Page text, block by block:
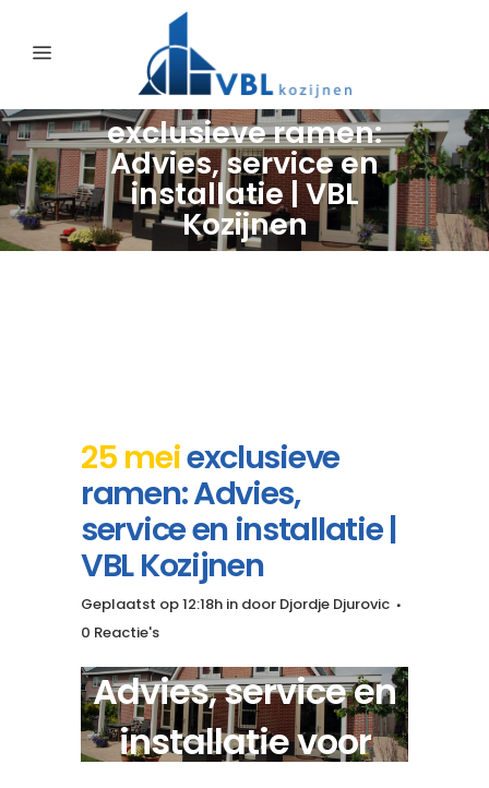
exclusieve ramen:
Advies, service en
installatie | VBL
Kozijnen
25 meiexclusieve
ramen: Advies,
service en installatie |
VBL Kozijnen
Geplaatst op 12:18h in door Djordje Djurovic
0 Reactie's
Advies, service en
installatie voor